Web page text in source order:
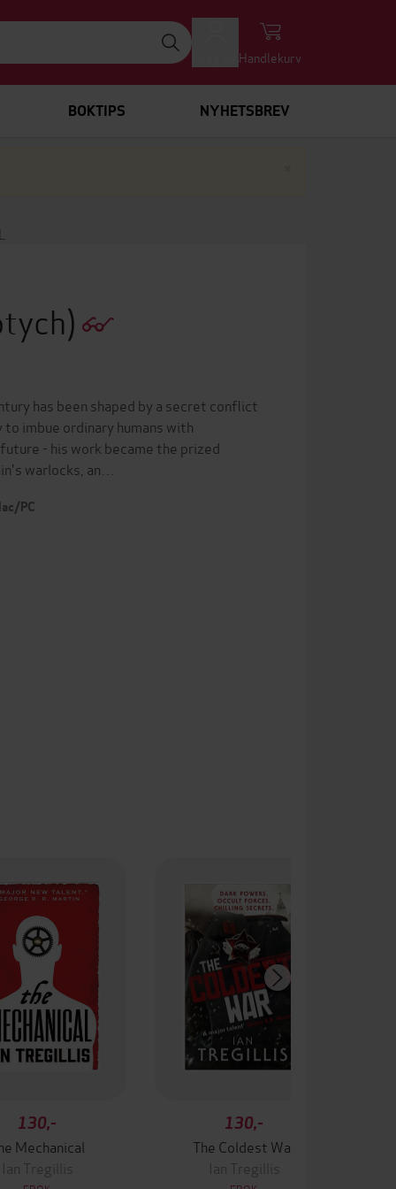
Handlekurv
BOKTIPS NYHETSBREV
has been shaped by a secret conflict
imbue ordinary humans with
- his work became the prized
warlocks, an…
PC
130,-
Mechanical
Ian Tregillis
130,-
The Coldest War
Ian Tregillis